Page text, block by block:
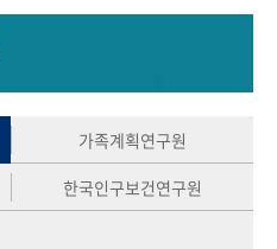
가족계획연구원
한국인구보건연구원